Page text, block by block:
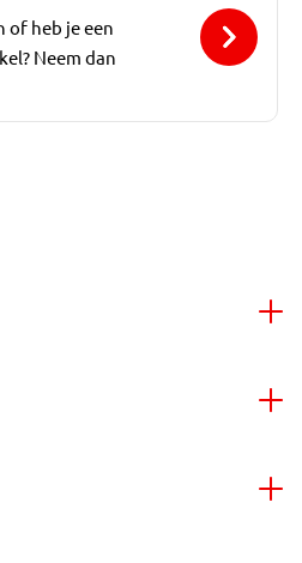
of heb je een
Neem dan